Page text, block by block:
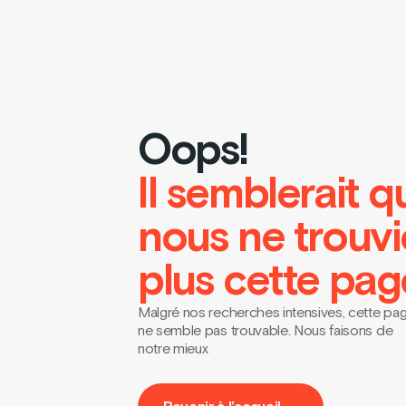
Oops!
Il semblerait
nous ne
plus cette
Malgré nos recherches intensives, cette
ne semble pas trouvable. Nous faisons de
notre mieux